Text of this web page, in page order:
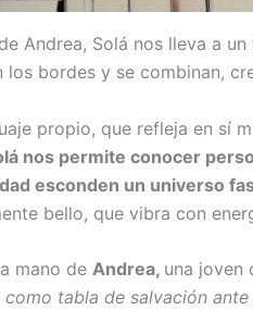
Andrea, Solá nos lleva a
los bordes y se combinan,
propio, que refleja en sí
nos permite conocer
esconden un universo
bello, que vibra con
mano de Andrea, una joven
tabla de salvación